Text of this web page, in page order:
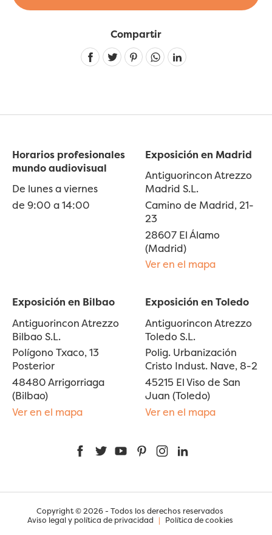
Compartir
Linkedin
Horarios profesionales
mundo audiovisual
De lunes a viernes
de 9:00 a 14:00
Exposición en Madrid
Antiguorincon Atrezzo
Madrid S.L.
Camino de Madrid, 21-
23
28607 El Álamo
(Madrid)
Ver en el mapa
Exposición en Bilbao
Antiguorincon Atrezzo
Bilbao S.L.
Polígono Txaco, 13
Posterior
48480 Arrigorriaga
(Bilbao)
Ver en el mapa
Exposición en Toledo
Antiguorincon Atrezzo
Toledo S.L.
Polig. Urbanización
Cristo Indust. Nave, 8-2
45215 El Viso de San
Juan (Toledo)
Ver en el mapa
FacebookTwitterYouTubePinterestInstagram
Copyright © 2026 - Todos los derechos reservados
Aviso legal y política de privacidad | Política de cookies